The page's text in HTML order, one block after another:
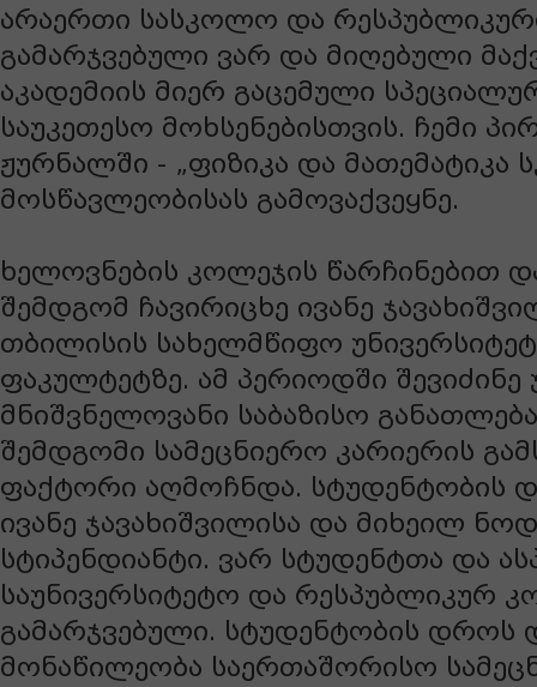
არაერთი სასკოლო და
გამარჯვებული ვარ და მიღებული
აკადემიის მიერ გაცემული
საუკეთესო მოხსენებისთვის. ჩემი
ჟურნალში - „ფიზიკა და მათემატიკა
მოსწავლეობისას გამოვაქვეყნე.
ხელოვნების კოლეჯის წარჩინებით
შემდგომ ჩავირიცხე ივანე
თბილისის სახელმწიფო
ფაკულტეტზე. ამ პერიოდში შევიძინე
მნიშვნელოვანი საბაზისო
შემდგომი სამეცნიერო კარიერის
ფაქტორი აღმოჩნდა. სტუდენტობის
ივანე ჯავახიშვილისა და მიხეილ
სტიპენდიანტი. ვარ სტუდენტთა და
საუნივერსიტეტო და რესპუბლიკურ
გამარჯვებული. სტუდენტობის დროს
მონაწილეობა საერთაშორისო